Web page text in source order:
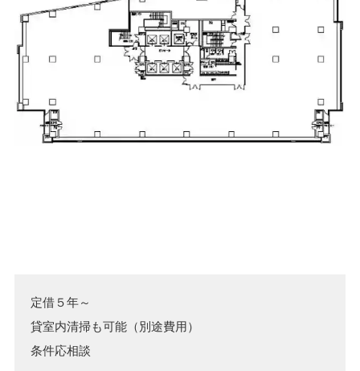
定借５年～
貸室内清掃も可能（別途費用）
条件応相談